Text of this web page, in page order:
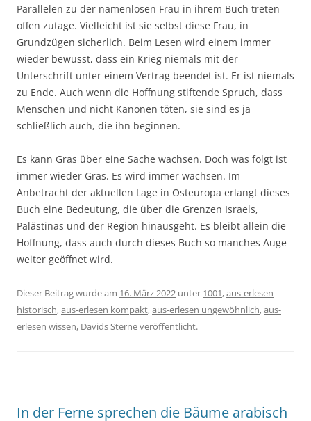
Parallelen zu der namenlosen Frau in ihrem Buch treten
offen zutage. Vielleicht ist sie selbst diese Frau, in
Grundzügen sicherlich. Beim Lesen wird einem immer
wieder bewusst, dass ein Krieg niemals mit der
Unterschrift unter einem Vertrag beendet ist. Er ist niemals
zu Ende. Auch wenn die Hoffnung stiftende Spruch, dass
Menschen und nicht Kanonen töten, sie sind es ja
schließlich auch, die ihn beginnen.
Es kann Gras über eine Sache wachsen. Doch was folgt ist
immer wieder Gras. Es wird immer wachsen. Im
Anbetracht der aktuellen Lage in Osteuropa erlangt dieses
Buch eine Bedeutung, die über die Grenzen Israels,
Palästinas und der Region hinausgeht. Es bleibt allein die
Hoffnung, dass auch durch dieses Buch so manches Auge
weiter geöffnet wird.
Dieser Beitrag wurde am 16. März 2022 unter 1001,aus-erlesen
historisch,aus-erlesen kompakt,aus-erlesen ungewöhnlich,aus-
erlesen wissen, Davids Sterneveröffentlicht.
In der Ferne sprechen die Bäume arabisch